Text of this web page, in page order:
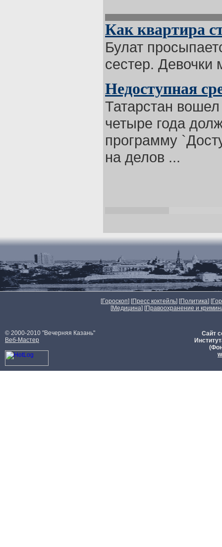
Как квартира
Булат
сестер.
Недоступная
Татарстан
четыре года
программу
на делов ...
[Гороскоп] [Пресс коктейль] [Политика] [
[Медицина] [Правоохранение и
© 2000-2010 "Вечерняя Казань"
Веб-Мастер
Сайт